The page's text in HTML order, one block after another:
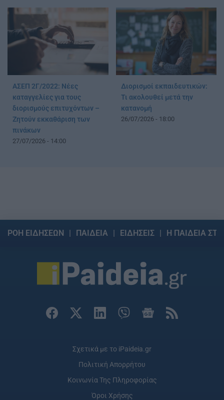
ΑΣΕΠ 2Γ/2022: Νέες
καταγγελίες για τους
διορισμούς επιτυχόντων –
Ζητούν εκκαθάριση των
πινάκων
27/07/2026 - 14:00
Διορισμοί εκπαιδευτικών:
Τι ακολουθεί μετά την
κατανομή
26/07/2026 - 18:00
ΡΟΗ ΕΙΔΗΣΕΩΝ ΠΑΙΔΕΙΑ ΕΙΔΗΣΕΙΣ Η ΠΑΙΔΕΙΑ
Σχετικά με το iPaideia.gr
Πολιτική Απορρήτου
Κοινωνία Της Πληροφορίας
Όροι Χρήσης